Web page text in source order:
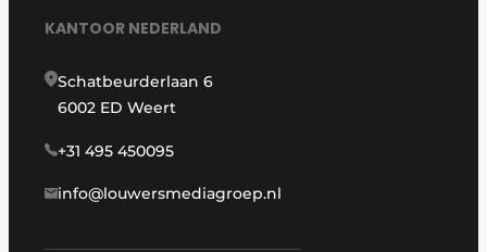
KANTOOR NEDERLAND
Schatbeurderlaan 6
6002 ED Weert
+31 495 450095
info@louwersmediagroep.nl